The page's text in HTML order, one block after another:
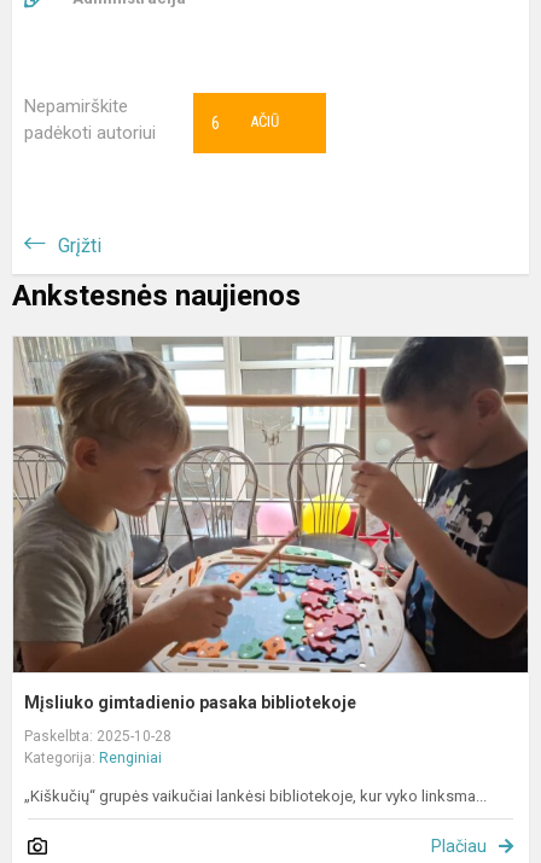
Nepamirškite
padėkoti autoriui
AČIŪ
6
Grįžti
Ankstesnės naujienos
Mįsliuko gimtadienio pasaka bibliotekoje
Paskelbta: 2025-10-28
Kategorija: Renginiai
„Kiškučių“ grupės vaikučiai lankėsi bibliotekoje, kur vyko linksma...
Plačiau